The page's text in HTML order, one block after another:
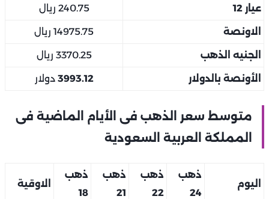
عيار 12 240.75 ريال
الاونصة 14975.75 ريال
الجنيه الذهب 3370.25 ريال
الأونصة بالدولار 3993.12 دولار
متوسط سعر الذهب فى الأيام الماضية فى
المملكة العربية السعودية
اليوم
ذهب
24
ذهب
22
ذهب
21
ذهب
18
الاوقية